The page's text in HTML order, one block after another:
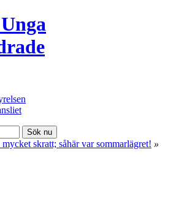
Sök nu
skratt; såhär var sommarlägret! »